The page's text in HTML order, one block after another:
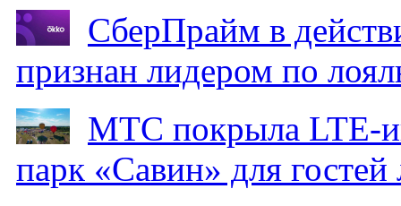
СберПрайм в
признан лидером по
МТС покрыла LTE-
парк «Савин» для гостей